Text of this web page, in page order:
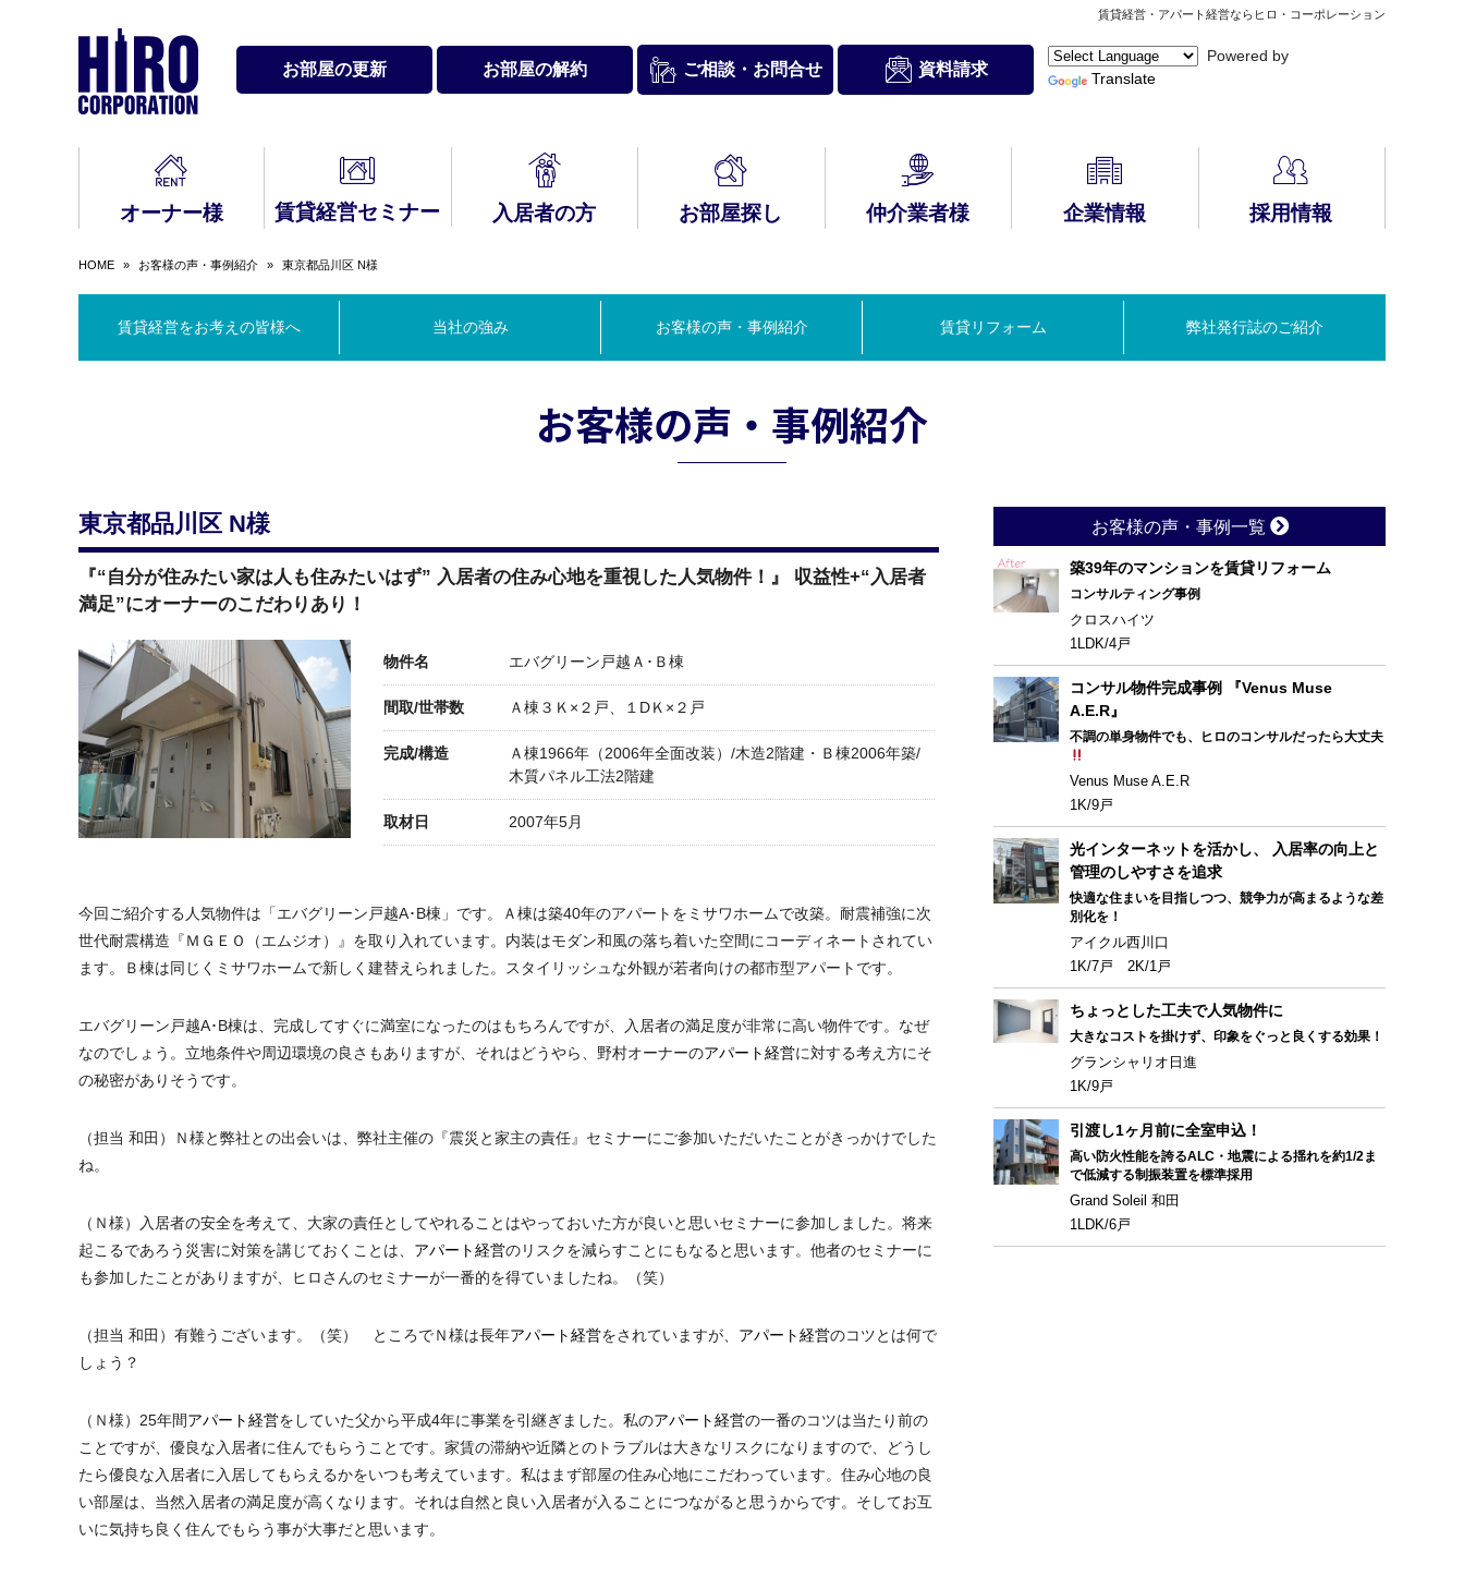
賃貸経営・アパート経営ならヒロ・コーポレーション
お部屋の更新 お部屋の解約 ご相談・ お問合せ 資料請求
Powered by
Translate
オーナー様
サブリースとは 新築内覧のご案内 アパート経営Q&A
3つの管理システム
＆コンサルティン
賃貸リフォーム
紹介
発行誌
賃貸経営セミナー
バックナンバー
入居者の方
サポート情報－
HIRO Club
PLUS
(会員様限定)
お部屋探し 仲介業者様 企業情報
会社情報 代表挨拶 CMギャラリー メディア掲載
民泊スペース
採用情報
HOME » お客様の声・事例紹介 » 東京都品川区 N様
賃貸経営をお考えの皆様へ 当社の強み お客様の声・事例紹介 賃貸リフォーム 弊社発行誌のご紹介
お客様の声・事例紹介
東京都品川区 N様
『“自分が住みたい家は人も住みたいはず” 入居者の住み心地を重視した人気物件！』 収益性+“入居者
満足”にオーナーのこだわりあり！
物件名 エバグリーン戸越Ａ･Ｂ棟
間取/世帯数 Ａ棟３Ｋ×２戸、１DＫ×２戸
完成/構造
Ａ棟1966年（2006年全面改装）/木造2階建・Ｂ棟2006年築/
木質パネル工法2階建
取材日 2007年5月
今回ご紹介する人気物件は「エバグリーン戸越A･B棟」です。Ａ棟は築40年のアパートをミサワホームで改築。耐震補強に次
世代耐震構造『ＭＧＥＯ（エムジオ）』を取り入れています。内装はモダン和風の落ち着いた空間にコーディネートされてい
ます。Ｂ棟は同じくミサワホームで新しく建替えられました。スタイリッシュな外観が若者向けの都市型アパートです。
エバグリーン戸越A･B棟は、完成してすぐに満室になったのはもちろんですが、入居者の満足度が非常に高い物件です。なぜ
なのでしょう。立地条件や周辺環境の良さもありますが、それはどうやら、野村オーナーのアパート経営に対する考え方にそ
の秘密がありそうです。
（担当 和田）Ｎ様と弊社との出会いは、弊社主催の『震災と家主の責任』セミナーにご参加いただいたことがきっかけでした
ね。
（Ｎ様）入居者の安全を考えて、大家の責任としてやれることはやっておいた方が良いと思いセミナーに参加しました。将来
起こるであろう災害に対策を講じておくことは、 アパート経営のリスクを減らすことにもなると思います。他者のセミナーに
も参加したことがありますが、ヒロさんのセミナーが一番的を得ていましたね。（笑）
（担当 和田）有難うございます。（笑） ところでＮ様は長年アパート経営をされていますが、 アパート経営のコツとは何で
しょう？
（Ｎ様）25年間アパート経営をしていた父から平成4年に事業を引継ぎました。私のアパート経営の一番のコツは当たり前の
ことですが、優良な入居者に住んでもらうことです。家賃の滞納や近隣とのトラブルは大きなリスクになりますので、どうし
たら優良な入居者に入居してもらえるかをいつも考えています。私はまず部屋の住み心地にこだわっています。住み心地の良
い部屋は、当然入居者の満足度が高くなります。それは自然と良い入居者が入ることにつながると思うからです。そしてお互
いに気持ち良く住んでもらう事が大事だと思います。
お客様の声・事例一覧
築39年のマンションを賃貸リフォーム
コンサルティング事例
クロスハイツ
1LDK/4戸
コンサル物件完成事例 『Venus Muse
A.E.R』
不調の単身物件でも、ヒロのコンサルだったら大丈夫
Venus Muse A.E.R
1K/9戸
光インターネットを活かし、 入居率の向上と
管理のしやすさを追求
快適な住まいを目指しつつ、競争力が高まるような差
別化を！
アイクル西川口
1K/7戸 2K/1戸
ちょっとした工夫で人気物件に
大きなコストを掛けず、印象をぐっと良くする効果！
グランシャリオ日進
1K/9戸
引渡し1ヶ月前に全室申込！
高い防火性能を誇るALC・地震による揺れを約1/2ま
で低減する制振装置を標準採用
Grand Soleil 和田
1LDK/6戸